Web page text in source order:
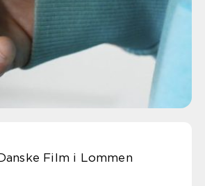
Film i Lommen